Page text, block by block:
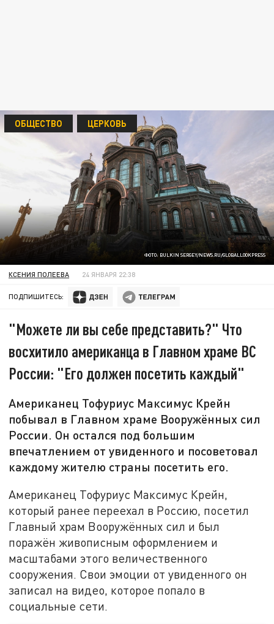
ФОТО: BULKIN SERGEY/NEWS.RU/GLOBALLOOKPRESS
ОБЩЕСТВО ЦЕРКОВЬ
КСЕНИЯ ПОЛЕЕВА 24 ЯНВАРЯ 22:38
ПОДПИШИТЕСЬ:
"Можете ли вы себе представить?" Что
восхитило американца в Главном храме ВС
России: "Его должен посетить каждый"
Американец Тофуриус Максимус Крейн
побывал в Главном храме Вооружённых сил
России. Он остался под большим
впечатлением от увиденного и посоветовал
каждому жителю страны посетить его.
Американец Тофуриус Максимус Крейн,
который ранее переехал в Россию, посетил
Главный храм Вооружённых сил и был
поражён живописным оформлением и
масштабами этого величественного
сооружения. Свои эмоции от увиденного он
записал на видео, которое попало в
социальные сети.